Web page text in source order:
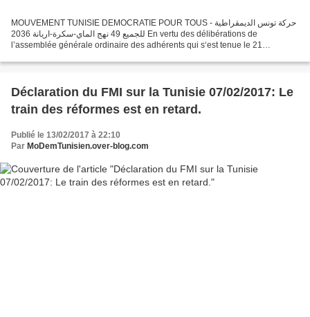
MOUVEMENT TUNISIE DEMOCRATIE POUR TOUS - حركة تونس الديمقراطية
للجميع 49 نهج الماي-سكرة-اريانة 2036 En vertu des délibérations de
l’assemblée générale ordinaire des adhérents qui s‘est tenue le 21
Déclaration du FMI sur la Tunisie 07/02/2017: Le
train des réformes est en retard.
Publié le 13/02/2017 à 22:10
Par MoDemTunisien.over-blog.com